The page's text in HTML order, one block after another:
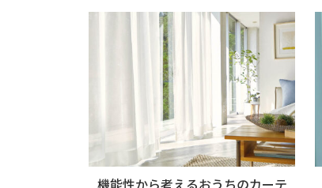
機能性から考えるおうちのカーテ